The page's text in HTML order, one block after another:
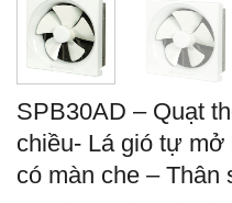
SPB30AD – Quạt
chiều- Lá gió tự mở
có màn che – Thân